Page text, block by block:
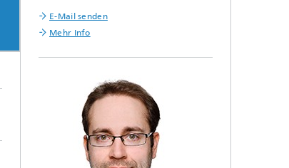
E-Mail senden
Mehr Info